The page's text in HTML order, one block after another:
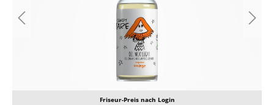
Friseur-Preis nach Login